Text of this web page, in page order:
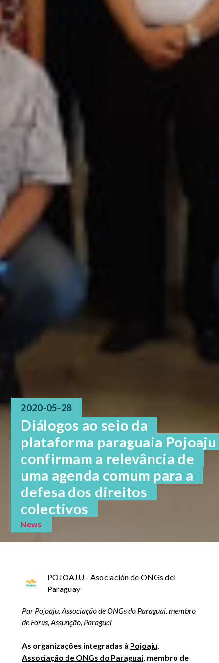
2020-05-28
Diálogos ao seio da
plataforma paraguaia Pojoaju
confirmam a relevância de
uma agenda comum para a
defesa dos direitos
colectivos
News
POJOAJU - Asociación de ONGs del
Paraguay
Par Pojoaju, Associação de ONGs do Paraguai, membro
de Forus, Assunção, Paraguai
As organizações integradas à Pojoaju,
Associação de ONGs do Paraguai, membro de